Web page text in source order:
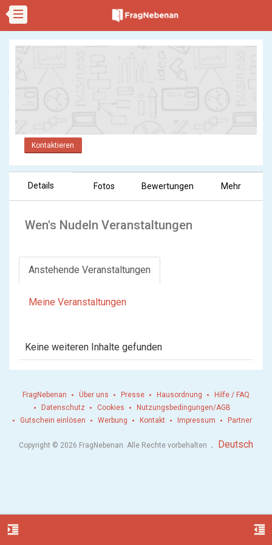
Kontaktieren
Details Fotos Bewertungen Mehr
Wen's Nudeln Veranstaltungen
Anstehende Veranstaltungen
Meine Veranstaltungen
Keine weiteren Inhalte gefunden
format_indent_increase format_indent_decrease
FragNebenan Über uns Presse Hausordnung
Hilfe / FAQ
Datenschutz
Cookies
Nutzungsbedingungen/AGB
Gutschein einlösen
Werbung Kontakt Impressum Partner
Copyright © 2026 FragNebenan. Alle Rechte vorbehalten . Deutsch